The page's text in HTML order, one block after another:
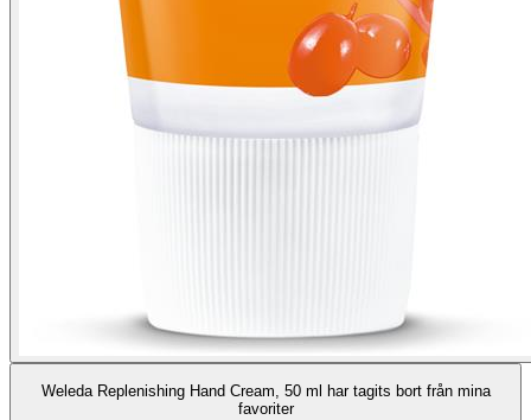
Weleda Replenishing Hand Cream, 50 ml har tagits bort från mina
favoriter